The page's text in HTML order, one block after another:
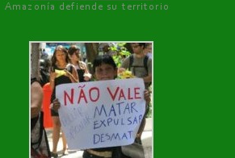
Amazonía defiende su territorio